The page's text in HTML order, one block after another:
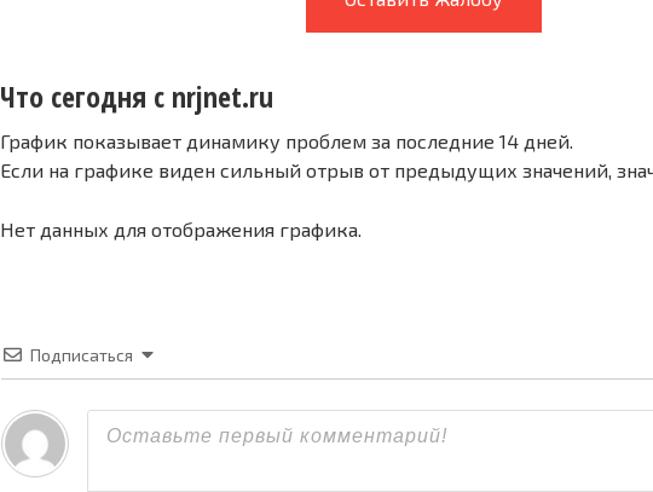
Что сегодня с nrjnet.ru
График показывает динамику проблем за последние 14 дней.
Если на графике виден сильный отрыв от предыдущих значений,
Нет данных для отображения графика.
Подписаться